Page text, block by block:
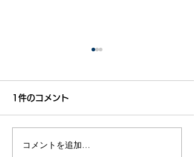
【徳島新聞掲載｜過疎対
1件のコメント
コメントを追加…